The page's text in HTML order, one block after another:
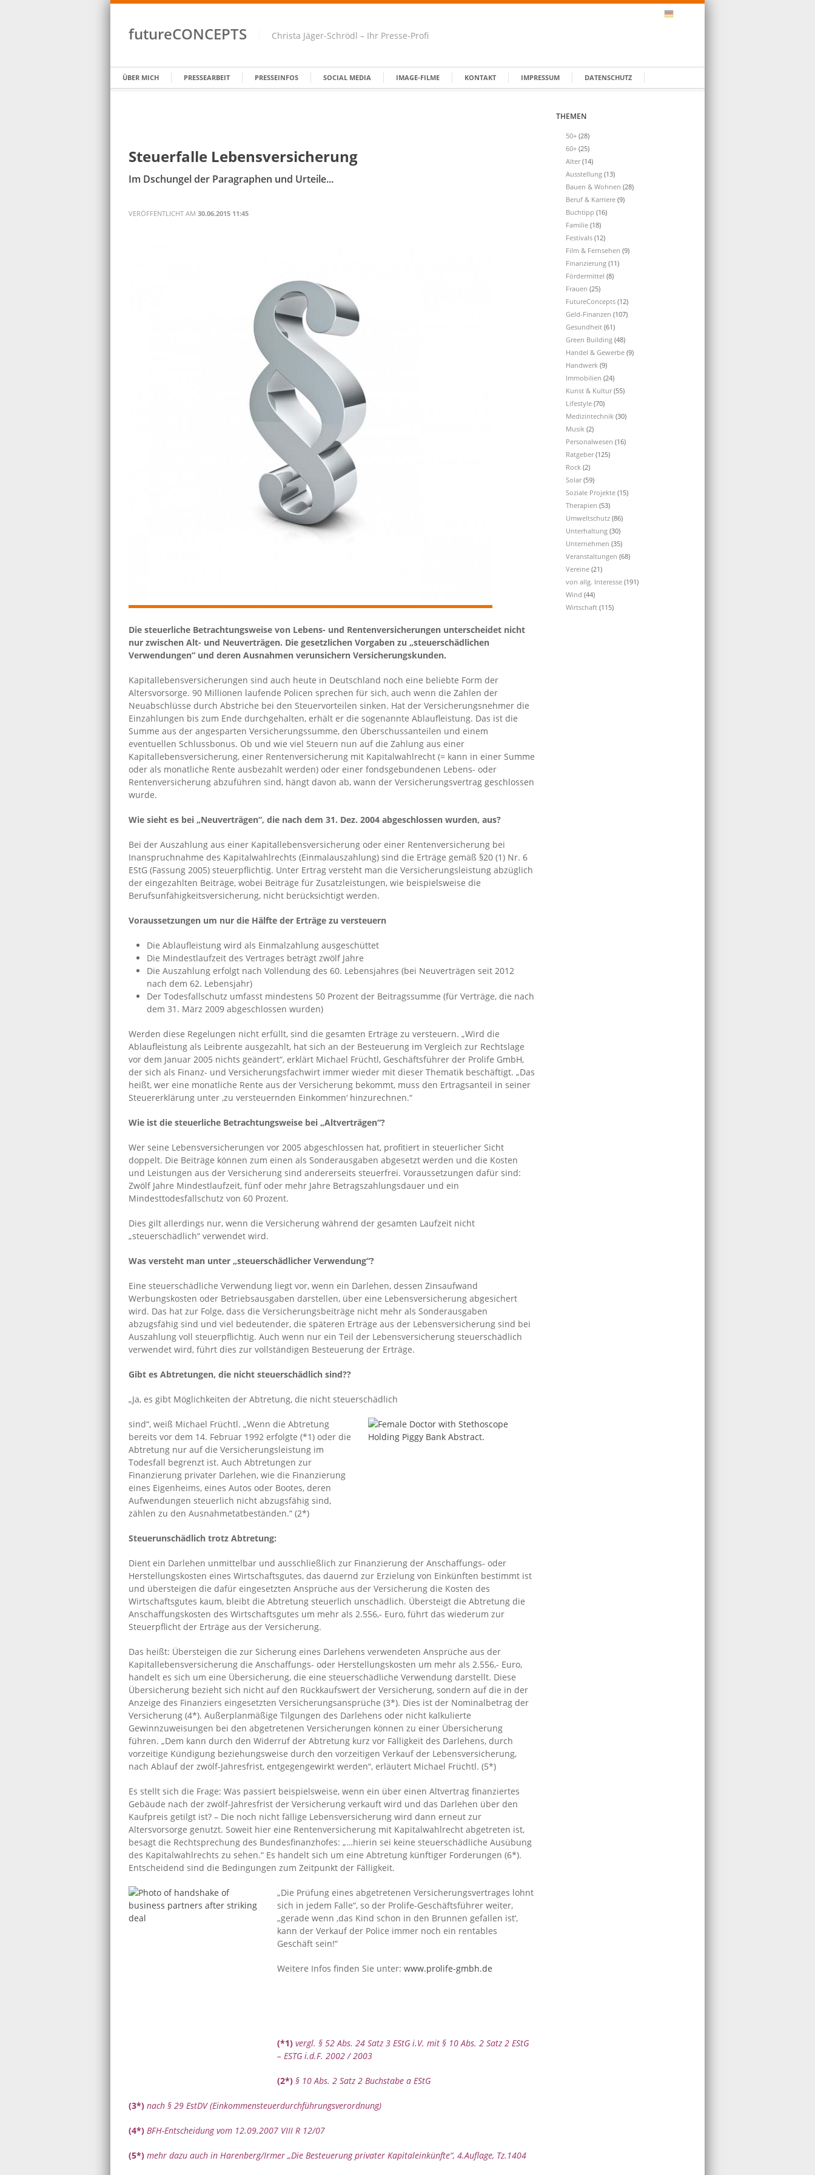
futureCONCEPTS Christa Jäger-Schrödl – Ihr Presse-Profi
ÜBER MICH PRESSEARBEIT PRESSEINFOS SOCIAL MEDIA IMAGE-FILME KONTAKT IMPRESSUM DATENSCHUTZ
Steuerfalle Lebensversicherung
Im Dschungel der Paragraphen und Urteile...
VERÖFFENTLICHT AM 30.06.2015 11:45
Die steuerliche Betrachtungsweise von Lebens- und Rentenversicherungen unterscheidet nicht
nur zwischen Alt- und Neuverträgen. Die gesetzlichen Vorgaben zu „steuerschädlichen
Verwendungen“ und deren Ausnahmen verunsichern Versicherungskunden.
Kapitallebensversicherungen sind auch heute in Deutschland noch eine beliebte Form der
Altersvorsorge. 90 Millionen laufende Policen sprechen für sich, auch wenn die Zahlen der
Neuabschlüsse durch Abstriche bei den Steuervorteilen sinken. Hat der Versicherungsnehmer die
Einzahlungen bis zum Ende durchgehalten, erhält er die sogenannte Ablaufleistung. Das ist die
Summe aus der angesparten Versicherungssumme, den Überschussanteilen und einem
eventuellen Schlussbonus. Ob und wie viel Steuern nun auf die Zahlung aus einer
Kapitallebensversicherung, einer Rentenversicherung mit Kapitalwahlrecht (= kann in einer Summe
oder als monatliche Rente ausbezahlt werden) oder einer fondsgebundenen Lebens- oder
Rentenversicherung abzuführen sind, hängt davon ab, wann der Versicherungsvertrag geschlossen
wurde.
Wie sieht es bei „Neuverträgen“, die nach dem 31. Dez. 2004 abgeschlossen wurden, aus?
Bei der Auszahlung aus einer Kapitallebensversicherung oder einer Rentenversicherung bei
Inanspruchnahme des Kapitalwahlrechts (Einmalauszahlung) sind die Erträge gemäß §20 (1) Nr. 6
EStG (Fassung 2005) steuerpflichtig. Unter Ertrag versteht man die Versicherungsleistung abzüglich
der eingezahlten Beiträge, wobei Beiträge für Zusatzleistungen, wie beispielsweise die
Berufsunfähigkeitsversicherung, nicht berücksichtigt werden.
Voraussetzungen um nur die Hälfte der Erträge zu versteuern
Die Ablaufleistung wird als Einmalzahlung ausgeschüttet
Die Mindestlaufzeit des Vertrages beträgt zwölf Jahre
Die Auszahlung erfolgt nach Vollendung des 60. Lebensjahres (bei Neuverträgen seit 2012
nach dem 62. Lebensjahr)
Der Todesfallschutz umfasst mindestens 50 Prozent der Beitragssumme (für Verträge, die nach
dem 31. März 2009 abgeschlossen wurden)
Werden diese Regelungen nicht erfüllt, sind die gesamten Erträge zu versteuern. „Wird die
Ablaufleistung als Leibrente ausgezahlt, hat sich an der Besteuerung im Vergleich zur Rechtslage
vor dem Januar 2005 nichts geändert“, erklärt Michael Früchtl, Geschäftsführer der Prolife GmbH,
der sich als Finanz- und Versicherungsfachwirt immer wieder mit dieser Thematik beschäftigt. „Das
heißt, wer eine monatliche Rente aus der Versicherung bekommt, muss den Ertragsanteil in seiner
Steuererklärung unter ‚zu versteuernden Einkommen‘ hinzurechnen.“
Wie ist die steuerliche Betrachtungsweise bei „Altverträgen“?
Wer seine Lebensversicherungen vor 2005 abgeschlossen hat, profitiert in steuerlicher Sicht
doppelt. Die Beiträge können zum einen als Sonderausgaben abgesetzt werden und die Kosten
und Leistungen aus der Versicherung sind andererseits steuerfrei. Voraussetzungen dafür sind:
Zwölf Jahre Mindestlaufzeit, fünf oder mehr Jahre Betragszahlungsdauer und ein
Mindesttodesfallschutz von 60 Prozent.
Dies gilt allerdings nur, wenn die Versicherung während der gesamten Laufzeit nicht
„steuerschädlich“ verwendet wird.
Was versteht man unter „steuerschädlicher Verwendung“?
Eine steuerschädliche Verwendung liegt vor, wenn ein Darlehen, dessen Zinsaufwand
Werbungskosten oder Betriebsausgaben darstellen, über eine Lebensversicherung abgesichert
wird. Das hat zur Folge, dass die Versicherungsbeiträge nicht mehr als Sonderausgaben
abzugsfähig sind und viel bedeutender, die späteren Erträge aus der Lebensversicherung sind bei
Auszahlung voll steuerpflichtig. Auch wenn nur ein Teil der Lebensversicherung steuerschädlich
verwendet wird, führt dies zur vollständigen Besteuerung der Erträge.
Gibt es Abtretungen, die nicht steuerschädlich sind??
„Ja, es gibt Möglichkeiten der Abtretung, die nicht steuerschädlich
sind“, weiß Michael Früchtl. „Wenn die Abtretung
bereits vor dem 14. Februar 1992 erfolgte (*1) oder die
Abtretung nur auf die Versicherungsleistung im
Todesfall begrenzt ist. Auch Abtretungen zur
Finanzierung privater Darlehen, wie die Finanzierung
eines Eigenheims, eines Autos oder Bootes, deren
Aufwendungen steuerlich nicht abzugsfähig sind,
zählen zu den Ausnahmetatbeständen.“ (2*)
Steuerunschädlich trotz Abtretung:
Dient ein Darlehen unmittelbar und ausschließlich zur Finanzierung der Anschaffungs- oder
Herstellungskosten eines Wirtschaftsgutes, das dauernd zur Erzielung von Einkünften bestimmt ist
und übersteigen die dafür eingesetzten Ansprüche aus der Versicherung die Kosten des
Wirtschaftsgutes kaum, bleibt die Abtretung steuerlich unschädlich. Übersteigt die Abtretung die
Anschaffungskosten des Wirtschaftsgutes um mehr als 2.556,- Euro, führt das wiederum zur
Steuerpflicht der Erträge aus der Versicherung.
Das heißt: Übersteigen die zur Sicherung eines Darlehens verwendeten Ansprüche aus der
Kapitallebensversicherung die Anschaffungs- oder Herstellungskosten um mehr als 2.556,- Euro,
handelt es sich um eine Übersicherung, die eine steuerschädliche Verwendung darstellt. Diese
Übersicherung bezieht sich nicht auf den Rückkaufswert der Versicherung, sondern auf die in der
Anzeige des Finanziers eingesetzten Versicherungsansprüche (3*). Dies ist der Nominalbetrag der
Versicherung (4*). Außerplanmäßige Tilgungen des Darlehens oder nicht kalkulierte
Gewinnzuweisungen bei den abgetretenen Versicherungen können zu einer Übersicherung
führen. „Dem kann durch den Widerruf der Abtretung kurz vor Fälligkeit des Darlehens, durch
vorzeitige Kündigung beziehungsweise durch den vorzeitigen Verkauf der Lebensversicherung,
nach Ablauf der zwölf-Jahresfrist, entgegengewirkt werden“, erläutert Michael Früchtl. (5*)
Es stellt sich die Frage: Was passiert beispielsweise, wenn ein über einen Altvertrag finanziertes
Gebäude nach der zwölf-Jahresfrist der Versicherung verkauft wird und das Darlehen über den
Kaufpreis getilgt ist? – Die noch nicht fällige Lebensversicherung wird dann erneut zur
Altersvorsorge genutzt. Soweit hier eine Rentenversicherung mit Kapitalwahlrecht abgetreten ist,
besagt die Rechtsprechung des Bundesfinanzhofes: „…hierin sei keine steuerschädliche Ausübung
des Kapitalwahlrechts zu sehen.“ Es handelt sich um eine Abtretung künftiger Forderungen (6*).
Entscheidend sind die Bedingungen zum Zeitpunkt der Fälligkeit.
„Die Prüfung eines abgetretenen Versicherungsvertrages lohnt
sich in jedem Falle“, so der Prolife-Geschäftsführer weiter,
„gerade wenn ‚das Kind schon in den Brunnen gefallen ist‘,
kann der Verkauf der Police immer noch ein rentables
Geschäft sein!“
Weitere Infos finden Sie unter: www.prolife-gmbh.de
(*1) vergl. § 52 Abs. 24 Satz 3 EStG i.V. mit § 10 Abs. 2 Satz 2 EStG
– ESTG i.d.F. 2002 / 2003
(2*) § 10 Abs. 2 Satz 2 Buchstabe a EStG
(3*) nach § 29 EstDV (Einkommensteuerdurchführungsverordnung)
(4*) BFH-Entscheidung vom 12.09.2007 VIII R 12/07
(5*) mehr dazu auch in Harenberg/Irmer „Die Besteuerung privater Kapitaleinkünfte“, 4.Auflage, Tz.1404
THEMEN
50+ (28)
60+ (25)
Alter(14)
Ausstellung (13)
Bauen & Wohnen (28)
Beruf & Karriere (9)
Buchtipp (16)
Familie (18)
Festivals (12)
Film & Fernsehen (9)
Finanzierung (11)
Fördermittel (8)
Frauen (25)
FutureConcepts (12)
Geld-Finanzen (107)
Gesundheit (61)
Green Building (48)
Handel & Gewerbe (9)
Handwerk (9)
Immobilien (24)
Kunst & Kultur(55)
Lifestyle (70)
Medizintechnik (30)
Musik (2)
Personalwesen (16)
Ratgeber(125)
Rock (2)
Solar(59)
Soziale Projekte (15)
Therapien (53)
Umweltschutz (86)
Unterhaltung (30)
Unternehmen (35)
Veranstaltungen (68)
Vereine (21)
von allg. Interesse (191)
Wind (44)
Wirtschaft (115)